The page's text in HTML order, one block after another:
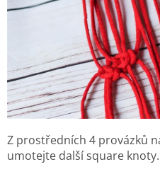
Z prostředních 4 provázků
umotejte další square knoty.